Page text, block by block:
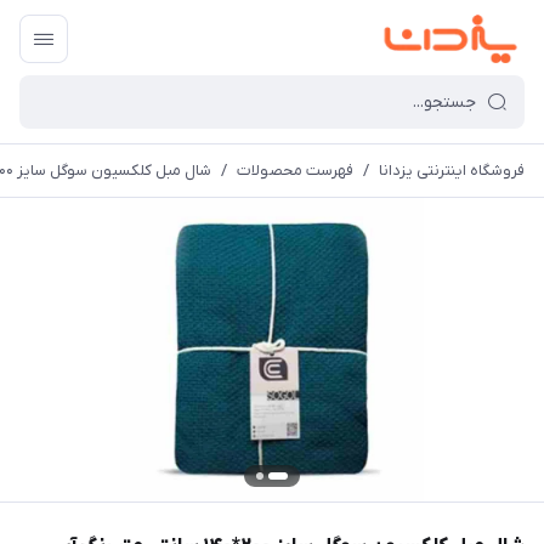
فروشگاه اینترنتی یزدانا / فهرست محصولات / شال مبل کلکسیون سوگل سایز 200*140 سانتی متر رنگ آبی لجنی